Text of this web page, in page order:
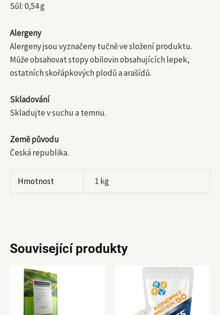
Sůl: 0,54 g
Alergeny
Alergeny jsou vyznačeny tučně ve složení produktu.
Může obsahovat stopy obilovin obsahujících lepek,
ostatních skořápkových plodů a arašídů.
Skladování
Skladujte v suchu a temnu.
Země původu
Česká republika.
Hmotnost 1 kg
Související produkty